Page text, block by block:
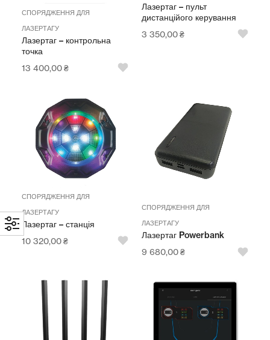
СПОРЯДЖЕННЯ ДЛЯ
ЛАЗЕРТАГУ
Лазертаг – контрольна
точка
13 400,00₴
Лазертаг – пульт
дистанційого керування
3 350,00₴
СПОРЯДЖЕННЯ ДЛЯ
ЛАЗЕРТАГУ
Лазертаг – станція
10 320,00₴
СПОРЯДЖЕННЯ ДЛЯ
ЛАЗЕРТАГУ
Лазертаг Powerbank
9 680,00₴